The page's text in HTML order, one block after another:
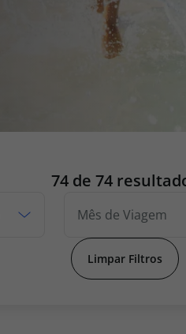
74de 74
Mês de Viagem
Limpar Filtros